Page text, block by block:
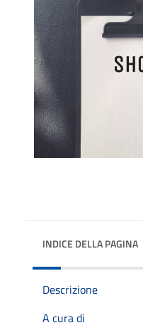
INDICE DELLA PAGINA
Descrizione
A cura di